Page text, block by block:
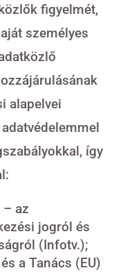
figyelmét,
személyes
alapelvei
így
– az
jogról és
(Infotv.);
a Tanács (EU)